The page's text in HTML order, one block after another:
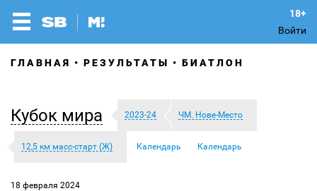
Войти
ГЛАВНАЯ РЕЗУЛЬТАТЫ БИАТЛОН
Кубок мира 2023-24 ЧМ. Нове-Место
12,5 км масс-старт (Ж) Календарь Календарь
18 февраля 2024